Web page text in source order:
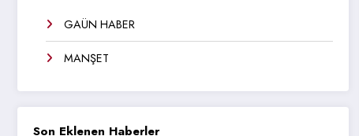
GAÜN HABER
MANŞET
Son Eklenen Haberler